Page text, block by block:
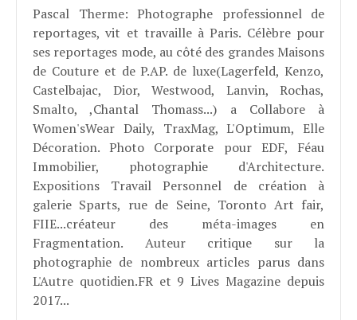
Pascal Therme: Photographe professionnel de
reportages, vit et travaille à Paris. Célèbre pour
ses reportages mode, au côté des grandes Maisons
de Couture et de P.AP. de luxe(Lagerfeld, Kenzo,
Castelbajac, Dior, Westwood, Lanvin, Rochas,
Smalto, ,Chantal Thomass...) a Collabore à
Women'sWear Daily, TraxMag, L'Optimum, Elle
Décoration. Photo Corporate pour EDF, Féau
Immobilier, photographie d'Architecture.
Expositions Travail Personnel de création à
galerie Sparts, rue de Seine, Toronto Art fair,
FIIE...créateur des méta-images en
Fragmentation. Auteur critique sur la
photographie de nombreux articles parus dans
L'Autre quotidien.FR et 9 Lives Magazine depuis
2017...